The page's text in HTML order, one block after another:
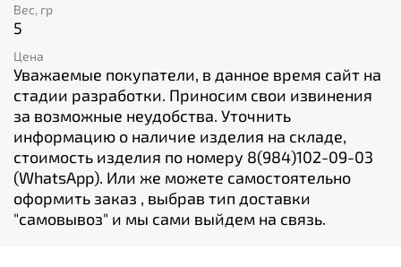
Вес, гр
5
Цена
Уважаемые покупатели, в данное время сайт на
стадии разработки. Приносим свои извинения
за возможные неудобства. Уточнить
информацию о наличие изделия на складе,
стоимость изделия по номеру 8(984)102-09-03
(WhatsApp). Или же можете самостоятельно
оформить заказ , выбрав тип доставки
"cамовывоз" и мы сами выйдем на связь.